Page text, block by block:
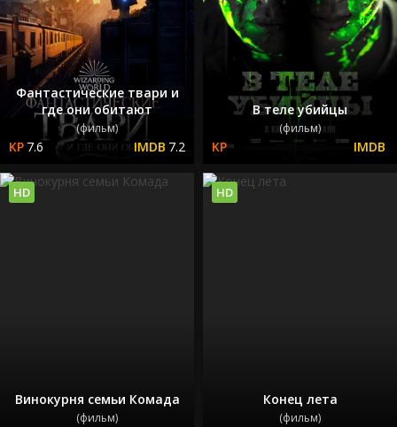
Фантастические твари и
где они обитают
(фильм)
7.6 7.2
В теле убийцы
(фильм)
Винокурня семьи Комада
(фильм)
HD
Конец лета
(фильм)
HD